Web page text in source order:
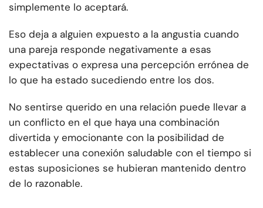
simplemente lo aceptará.
Eso deja a alguien expuesto a la angustia cuando
una pareja responde negativamente a esas
expectativas o expresa una percepción errónea de
lo que ha estado sucediendo entre los dos.
No sentirse querido en una relación puede llevar a
un conflicto en el que haya una combinación
divertida y emocionante con la posibilidad de
establecer una conexión saludable con el tiempo si
estas suposiciones se hubieran mantenido dentro
de lo razonable.